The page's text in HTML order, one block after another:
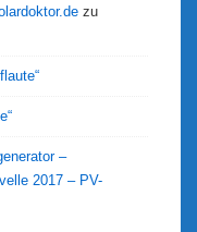
zu
–
2017 – PV-